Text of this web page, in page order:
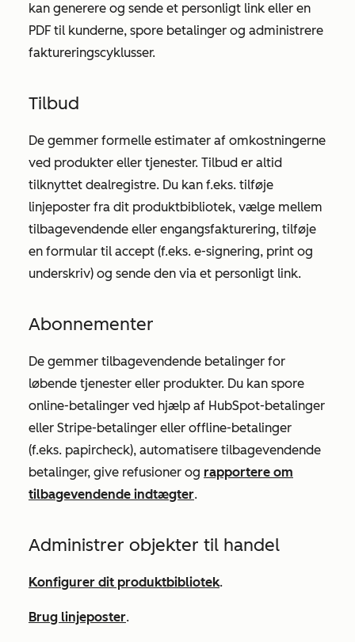
kan generere og sende et personligt link eller en
PDF til kunderne, spore betalinger og administrere
faktureringscyklusser.
Tilbud
De gemmer formelle estimater af omkostningerne
ved produkter eller tjenester. Tilbud er altid
tilknyttet dealregistre. Du kan f.eks. tilføje
linjeposter fra dit produktbibliotek, vælge mellem
tilbagevendende eller engangsfakturering, tilføje
en formular til accept (f.eks. e-signering, print og
underskriv) og sende den via et personligt link.
Abonnementer
De gemmer tilbagevendende betalinger for
løbende tjenester eller produkter. Du kan spore
online-betalinger ved hjælp af HubSpot-betalinger
eller Stripe-betalinger eller offline-betalinger
(f.eks. papircheck), automatisere tilbagevendende
betalinger, give refusioner og rapportere om
tilbagevendende indtægter.
Administrer objekter til handel
Konfigurer dit produktbibliotek.
Brug linjeposter.